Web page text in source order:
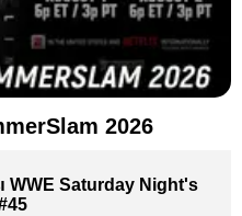
2026
WWE Saturday Night's